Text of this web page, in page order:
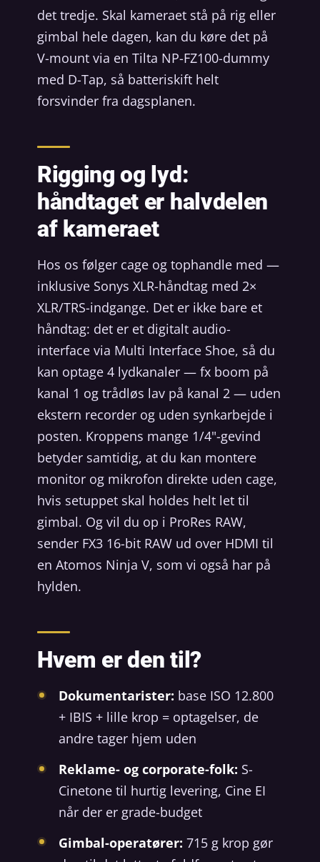
det tredje. Skal kameraet stå på rig eller
gimbal hele dagen, kan du køre det på
V-mount via en Tilta NP-FZ100-dummy
med D-Tap, så batteriskift helt
forsvinder fra dagsplanen.
Rigging og lyd:
håndtaget er halvdelen
af kameraet
Hos os følger cage og tophandle med —
inklusive Sonys XLR-håndtag med 2×
XLR/TRS-indgange. Det er ikke bare et
håndtag: det er et digitalt audio-
interface via Multi Interface Shoe, så du
kan optage 4 lydkanaler — fx boom på
kanal 1 og trådløs lav på kanal 2 — uden
ekstern recorder og uden synkarbejde i
posten. Kroppens mange 1/4"-gevind
betyder samtidig, at du kan montere
monitor og mikrofon direkte uden cage,
hvis setuppet skal holdes helt let til
gimbal. Og vil du op i ProRes RAW,
sender FX3 16-bit RAW ud over HDMI til
en Atomos Ninja V, som vi også har på
hylden.
Hvem er den til?
Dokumentarister: base ISO 12.800
+ IBIS + lille krop = optagelser, de
andre tager hjem uden
Reklame- og corporate-folk: S-
Cinetone til hurtig levering, Cine EI
når der er grade-budget
Gimbal-operatører: 715 g krop gør